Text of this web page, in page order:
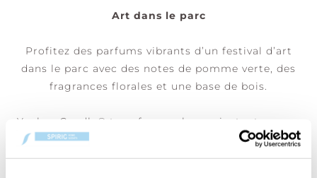
Art dans le parc
Profitez des parfums vibrants d’un festival d’art
dans le parc avec des notes de pomme verte, des
fragrances florales et une base de bois.
Yankee Candle® transforme chaque instant en une
expérience unique. Avec sa mèche en coton et sa
cire de soja de qualité supérieure, chaque bougie